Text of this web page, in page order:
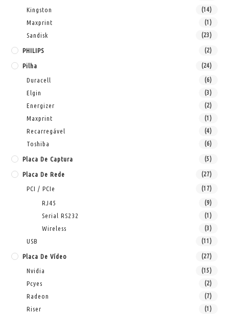
Kingston (14)
Maxprint (1)
Sandisk (23)
PHILIPS (2)
Pilha (24)
Duracell (6)
Elgin (3)
Energizer (2)
Maxprint (1)
Recarregável (4)
Toshiba (6)
Placa De Captura (5)
Placa De Rede (27)
PCI / PCIe (17)
RJ45 (9)
Serial RS232 (1)
Wireless (3)
USB (11)
Placa De Vídeo (27)
Nvidia (15)
Pcyes (2)
Radeon (7)
Riser (1)